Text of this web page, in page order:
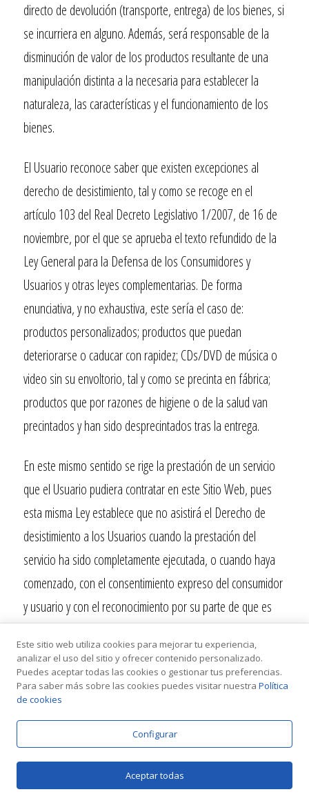
directo de devolución (transporte, entrega) de los bienes, si
se incurriera en alguno. Además, será responsable de la
disminución de valor de los productos resultante de una
manipulación distinta a la necesaria para establecer la
naturaleza, las características y el funcionamiento de los
bienes.
El Usuario reconoce saber que existen excepciones al
derecho de desistimiento, tal y como se recoge en el
artículo 103 del Real Decreto Legislativo 1/2007, de 16 de
noviembre, por el que se aprueba el texto refundido de la
Ley General para la Defensa de los Consumidores y
Usuarios y otras leyes complementarias. De forma
enunciativa, y no exhaustiva, este sería el caso de:
productos personalizados; productos que puedan
deteriorarse o caducar con rapidez; CDs/DVD de música o
video sin su envoltorio, tal y como se precinta en fábrica;
productos que por razones de higiene o de la salud van
precintados y han sido desprecintados tras la entrega.
En este mismo sentido se rige la prestación de un servicio
que el Usuario pudiera contratar en este Sitio Web, pues
esta misma Ley establece que no asistirá el Derecho de
desistimiento a los Usuarios cuando la prestación del
servicio ha sido completamente ejecutada, o cuando haya
comenzado, con el consentimiento expreso del consumidor
y usuario y con el reconocimiento por su parte de que es
completamente ejecutado porYacarta, habrá perdido su
derecho de desistimiento.
En todo caso, no se hará ningún reembolso si el producto
ha sido usado más allá de la mera apertura del mismo, de
productos que no estén en las mismas condiciones en las
que se entregaron o que hayan sufrido algún daño tras la
Este sitio web utiliza cookies para mejorar tu experiencia,
analizar el uso del sitio y ofrecer contenido personalizado.
Puedes aceptar todas las cookies o gestionar tus preferencias.
Para saber más sobre las cookies puedes visitar nuestra Política
de cookies
Configurar
Aceptar todas